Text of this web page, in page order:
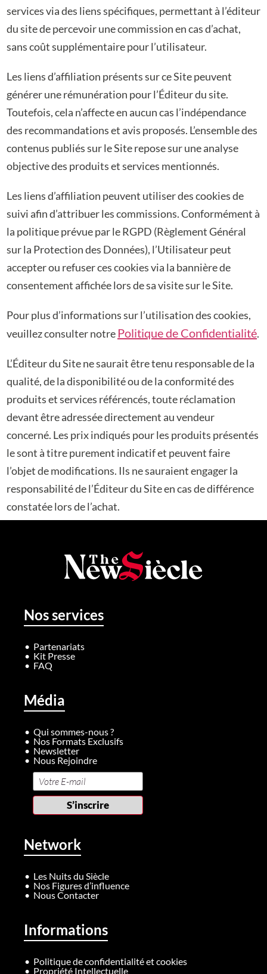
services via des liens spécifiques, permettant à l’éditeur
du site de percevoir une commission en cas d’achat,
sans coût supplémentaire pour l’utilisateur.
Les liens d’affiliation présents sur ce Site peuvent
générer une rémunération pour l’Éditeur du site.
Toutefois, cela n’affecte en aucun cas l’indépendance
des recommandations et avis proposés. L’ensemble des
contenus publiés sur le Site repose sur une analyse
objective des produits et services mentionnés.
Les liens d’affiliation peuvent utiliser des cookies de
suivi afin d’attribuer les commissions.Conformément à
la politique prévue par le RGPD (Règlement Général
sur la Protection des Données), l’Utilisateur peut
accepter ou refuser ces cookies via la bannière de
consentement affichée lors de sa visite sur le Site.
Pour plus d’informations sur l’utilisation des cookies,
veuillez consulter notre Politique de Confidentialité.
L’Éditeur du Site ne saurait être tenu responsable de la
qualité, de la disponibilité ou de laconformité des
produits et services référencés, toute réclamation
devant être adresséedirectement au vendeur
concerné. Les prix indiqués pour les produits présentés
le sont à titre purement indicatif et peuvent faire
l’objet de modifications. Ils ne sauraient engager la
responsabilité de l’Éditeur du Site en cas de différence
constatée lors de l’achat.
Nos services
Partenariats
Kit Presse
FAQ
Média
Qui sommes-nous ?
Nos Formats Exclusifs
Newsletter
Nous Rejoindre
Network
Les Nuits du Siècle
Nos Figures d’influence
Nous Contacter
Informations
Politique de confidentialité et cookies
Propriété Intellectuelle